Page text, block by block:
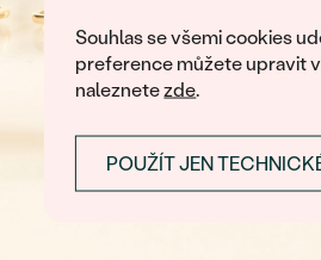
Souhlas se všemi cookies
preference můžete upravit v
naleznetezde.
POUŽÍT JEN
U nás na vás stále čeká množství